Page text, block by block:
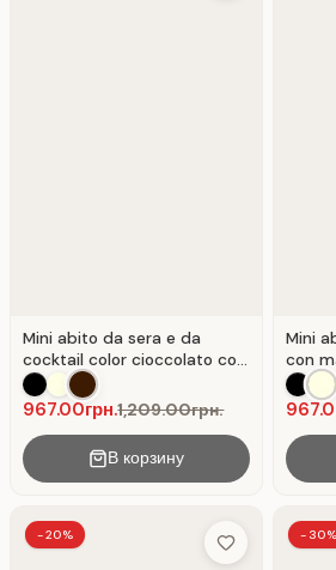
Mini abito da sera e da
cocktail color cioccolato con
manica asimmetrica
967.00грн.1,209.00грн.
В корзину
Mini
con
-20%
Add to Wish List
-30%